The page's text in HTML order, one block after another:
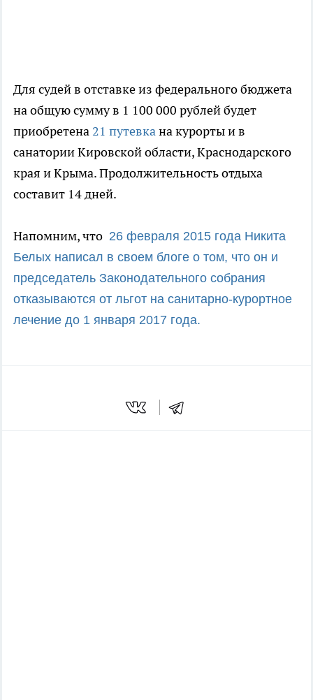
Для судей в отставке из федерального бюджета
на общую сумму в 1 100 000 рублей будет
приобретена 21 путевкана курорты и в
санатории Кировской области, Краснодарского
края и Крыма. Продолжительность отдыха
составит 14 дней.
Напомним, что 26 февраля 2015 года Никита
Белых написал в своем блоге о том, что он и
председатель Законодательного собрания
отказываются от льгот на санитарно-курортное
лечение до 1 января 2017 года.